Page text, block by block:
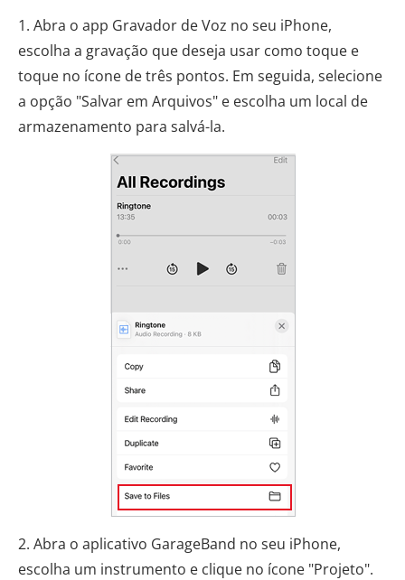
1. Abra o app Gravador de Voz no seu iPhone,
escolha a gravação que deseja usar como toque e
toque no ícone de três pontos. Em seguida, selecione
a opção "Salvar em Arquivos" e escolha um local de
armazenamento para salvá-la.
2. Abra o aplicativo GarageBand no seu iPhone,
escolha um instrumento e clique no ícone "Projeto".